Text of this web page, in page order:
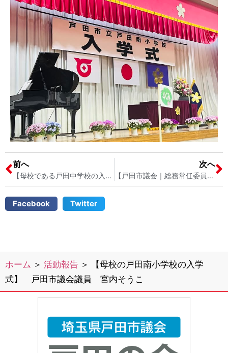
前へ
【母校である戸田中学校の入学式に参列しました】 戸田市議会議員 宮内そうこ
次へ
【戸田市議会｜総務常任委員会が開催されました】 戸田市議会議員 宮内そうこ
Facebook Twitter
ホーム ＞ 活動報告 ＞
【母校の戸田南小学校の入学
式】 戸田市議会議員 宮内そうこ